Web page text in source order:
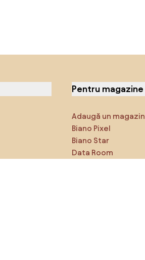
Pentru magazine
Adaugă un magazin
Biano Pixel
Biano Star
Data Room